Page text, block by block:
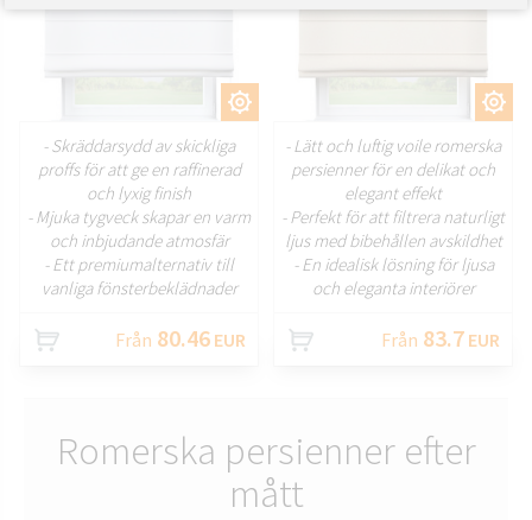
ANPASSA
- Skräddarsydd av skickliga
proffs för att ge en raffinerad
och lyxig finish
- Mjuka tygveck skapar en varm
och inbjudande atmosfär
- Ett premiumalternativ till
vanliga fönsterbeklädnader
Från 80.46 EUR
ANPASSA
- Lätt och luftig voile romerska
persienner för en delikat och
elegant effekt
- Perfekt för att filtrera naturligt
ljus med bibehållen avskildhet
- En idealisk lösning för ljusa
och eleganta interiörer
Från 83.7 EUR
Romerska persienner efter
mått